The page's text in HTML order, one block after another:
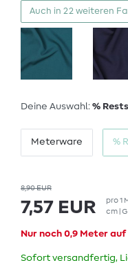
Auch in 22 weiteren
Deine Auswahl: %
Meterware %
8,90 EUR
7,57 EUR pro1
cm |
Nur noch 0,9 Meter auf
Sofort versandfertig,